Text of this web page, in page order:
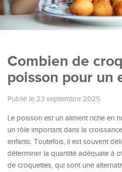
Combien de
poisson pour un
Publié le 23 septembre 2025
Le poisson est un aliment riche en
un rôle important dans la
enfants. Toutefois, il est souvent
déterminer la quantité adéquate à
de croquettes, qui sont une